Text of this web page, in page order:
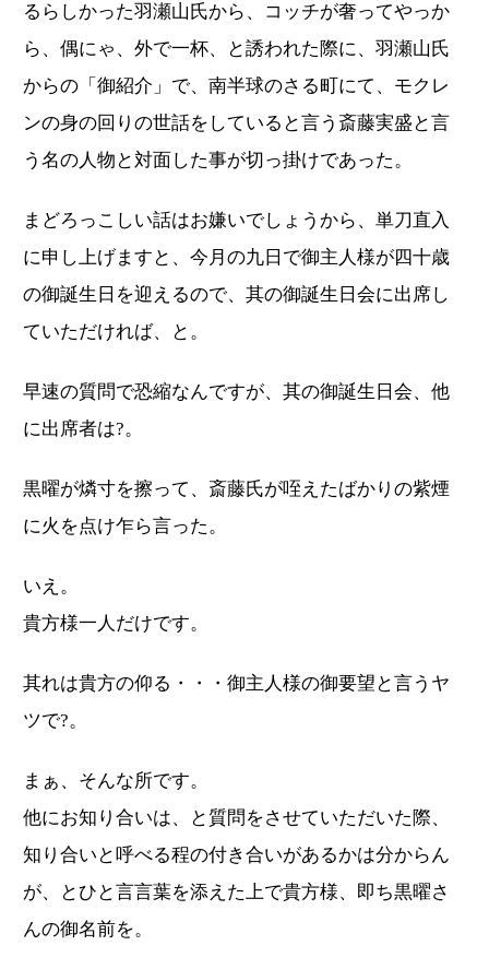
るらしかった羽瀬山氏から、コッチが奢ってやっか
ら、偶にゃ、外で一杯、と誘われた際に、羽瀬山氏
からの「御紹介」で、南半球のさる町にて、モクレ
ンの身の回りの世話をしていると言う斎藤実盛と言
う名の人物と対面した事が切っ掛けであった。
まどろっこしい話はお嫌いでしょうから、単刀直入
に申し上げますと、今月の九日で御主人様が四十歳
の御誕生日を迎えるので、其の御誕生日会に出席し
ていただければ、と。
早速の質問で恐縮なんですが、其の御誕生日会、他
に出席者は?。
黒曜が燐寸を擦って、斎藤氏が咥えたばかりの紫煙
に火を点け乍ら言った。
いえ。
貴方様一人だけです。
其れは貴方の仰る・・・御主人様の御要望と言うヤ
ツで?。
まぁ、そんな所です。
他にお知り合いは、と質問をさせていただいた際、
知り合いと呼べる程の付き合いがあるかは分からん
が、とひと言言葉を添えた上で貴方様、即ち黒曜さ
んの御名前を。